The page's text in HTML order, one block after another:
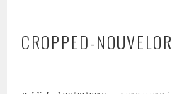
CROPPED-